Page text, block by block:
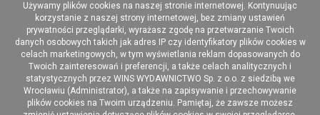
Używamy plików cookies na naszej stronie internetowej. Kontynuując
korzystanie z naszej strony internetowej, bez zmiany ustawień
prywatności przeglądarki, wyrażasz zgodę na przetwarzanie Twoich
danych osobowych takich jak adres IP czy identyfikatory plików cookies w
celach marketingowych, w tym wyświetlania reklam dopasowanych do
Twoich zainteresowań i preferencji, a także celach analitycznych i
statystycznych przez WINS WYDAWNICTWO Sp. z o.o. z siedzibą we
Wrocławiu (Administrator), a także na zapisywanie i przechowywanie
plików cookies na Twoim urządzeniu. Pamiętaj, że zawsze możesz